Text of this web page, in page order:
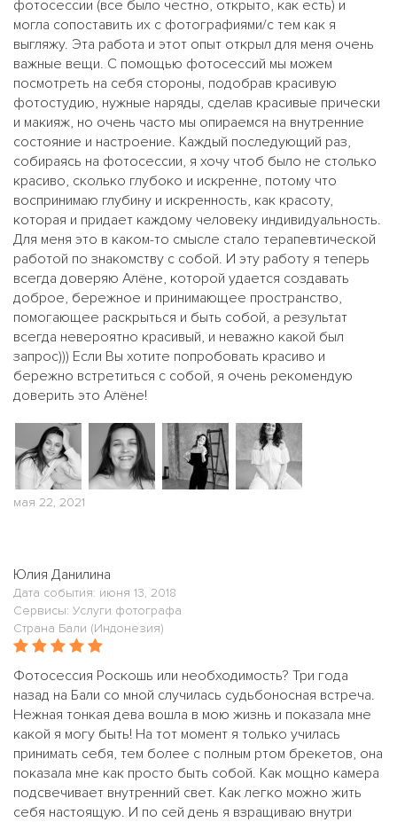
фотосессии (все было честно, открыто, как есть) и
могла сопоставить их с фотографиями/с тем как я
выгляжу. Эта работа и этот опыт открыл для меня очень
важные вещи. С помощью фотосессий мы можем
посмотреть на себя стороны, подобрав красивую
фотостудию, нужные наряды, сделав красивые прически
и макияж, но очень часто мы опираемся на внутренние
состояние и настроение. Каждый последующий раз,
собираясь на фотосессии, я хочу чтоб было не столько
красиво, сколько глубоко и искренне, потому что
воспринимаю глубину и искренность, как красоту,
которая и придает каждому человеку индивидуальность.
Для меня это в каком-то смысле стало терапевтической
работой по знакомству с собой. И эту работу я теперь
всегда доверяю Алёне, которой удается создавать
доброе, бережное и принимающее пространство,
помогающее раскрыться и быть собой, а результат
всегда невероятно красивый, и неважно какой был
запрос))) Если Вы хотите попробовать красиво и
бережно встретиться с собой, я очень рекомендую
доверить это Алёне!
мая 22, 2021
Юлия Данилина
Дата события: июня 13, 2018
Сервисы: Услуги фотографа
Страна Бали (Индонезия)
Фотосессия Роскошь или необходимость? Три года
назад на Бали со мной случилась судьбоносная встреча.
Нежная тонкая дева вошла в мою жизнь и показала мне
какой я могу быть! На тот момент я только училась
принимать себя, тем более с полным ртом брекетов, она
показала мне как просто быть собой. Как мощно камера
подсвечивает внутренний свет. Как легко можно жить
себя настоящую. И по сей день я взращиваю внутри